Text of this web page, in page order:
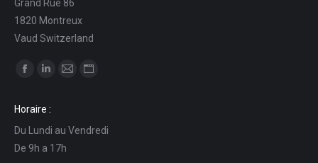
Grand Rue 86
1820 Montreux
Vaud Switzerland
Find us on:
opens
in
new
opens
in
new
in
in
Horaire :
Du Lundi au Vendredi
De 9h a 17h